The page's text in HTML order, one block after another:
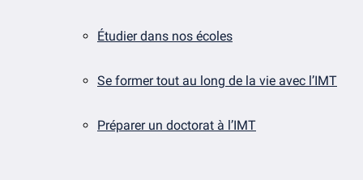
Étudier dans nos écoles
Se former tout au long de la vie avec l’IMT
Préparer un doctorat à l’IMT